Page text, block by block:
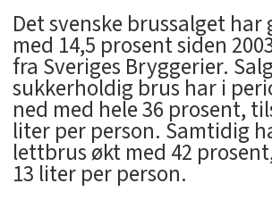
Det svenske brussalget har
med 14,5 prosent siden
fra Sveriges Bryggerier.
sukkerholdig brus har i
ned med hele 36 prosent,
liter per person. Samtidig
lettbrus økt med 42
13 liter per person.